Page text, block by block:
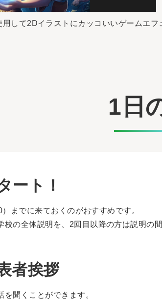
して2Dイラストにカッコいいゲームエフ
1日
ート！
までに来ておくのがおすすめです。
校の全体説明を、2回目以降の方は説明の
者挨拶
を聞くことができます。